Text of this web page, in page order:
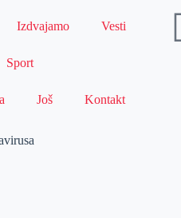
Izdvajamo Vesti
Sport
Još Kontakt